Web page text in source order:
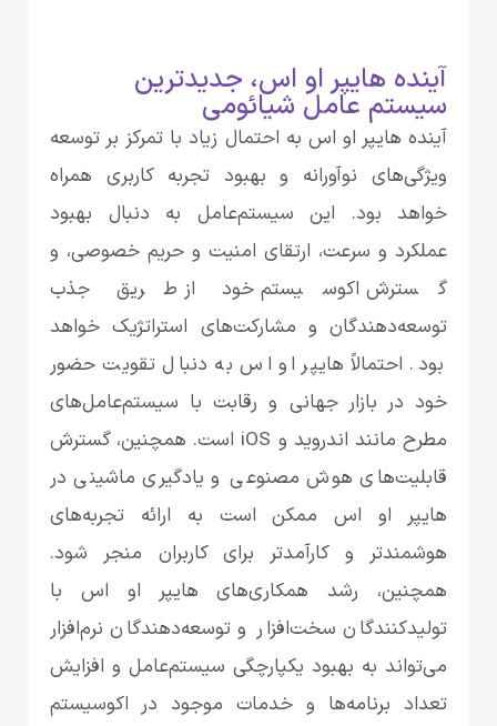
آینده هایپر او اس، جدیدترین
سیستم عامل شیائومی
آینده هایپر او اس به احتمال زیاد با تمرکز بر توسعه
ویژگی‌های نوآورانه و بهبود تجربه کاربری همراه
خواهد بود. این سیستم‌عامل به دنبال بهبود
عملکرد و سرعت، ارتقای امنیت و حریم خصوصی، و
گسترش اکوسیستم خود از طریق جذب
توسعه‌دهندگان و مشارکت‌های استراتژیک خواهد
بود. احتمالاً هایپر او اس به دنبال تقویت حضور
خود در بازار جهانی و رقابت با سیستم‌عامل‌های
مطرح مانند اندروید و iOS است. همچنین، گسترش
قابلیت‌های هوش مصنوعی و یادگیری ماشینی در
هایپر او اس ممکن است به ارائه تجربه‌های
هوشمندتر و کارآمدتر برای کاربران منجر شود.
همچنین، رشد همکاری‌های هایپر او اس با
تولیدکنندگان سخت‌افزار و توسعه‌دهندگان نرم‌افزار
می‌تواند به بهبود یکپارچگی سیستم‌عامل و افزایش
تعداد برنامه‌ها و خدمات موجود در اکوسیستم